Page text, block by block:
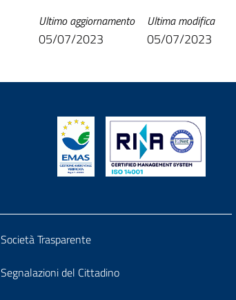
Ultima modifica
05/07/2023
Ultimo aggiornamento
05/07/2023
Block
it-
Società Trasparente
Segnalazioni del Cittadino